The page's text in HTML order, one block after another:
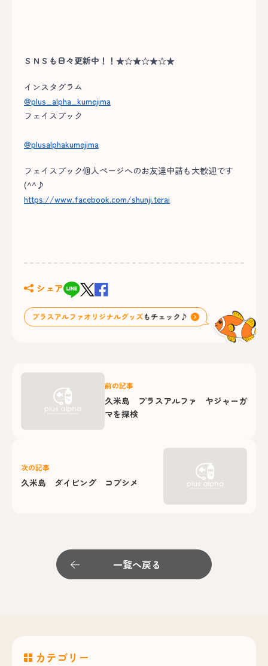
ＳＮＳも日々更新中！！★☆★☆★☆★
インスタグラム
@plus_alpha_kumejima
フェイスブック
@plusalphakumejima
フェイスブック個人ページへのお友達申請も大歓迎です
(^^♪
https://www.facebook.com/shunji.terai
シェア
前の記事
久米島 プラスアルファ ヤジャーガ
マを探検
次の記事
久米島 ダイビング コブシメ
一覧へ戻る
カテゴリー